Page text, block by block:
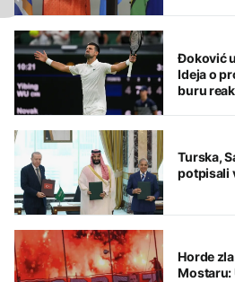
Đoković
Ideja o
buru
Turska,
potpisali
Horde
Mostaru: